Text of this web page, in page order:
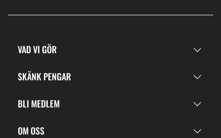
VAD VI GÖR
SKÄNK PENGAR
BLI MEDLEM
OM OSS